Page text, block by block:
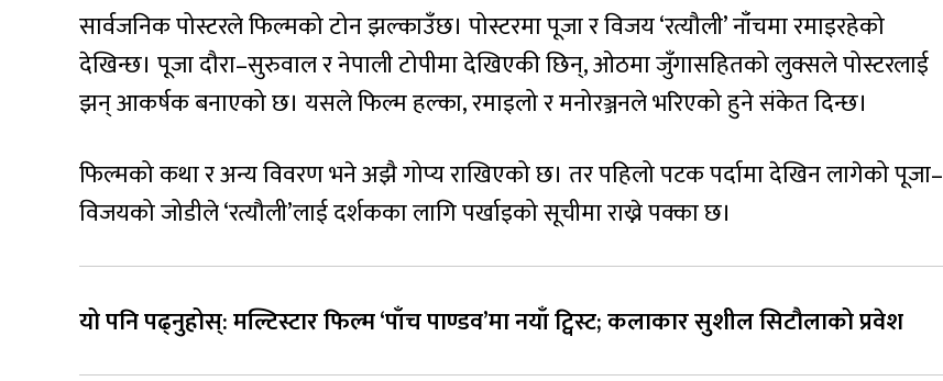
सार्वजनिक पोस्टरले फिल्मको टोन झल्काउँछ। पोस्टरमा पूजा र विजय ‘रत्यौली’ नाँचमा रमाइरहेको
देखिन्छ। पूजा दौरा–सुरुवाल र नेपाली टोपीमा देखिएकी छिन्, ओठमा जुँगासहितको लुक्सले पोस्टरलाई
झन् आकर्षक बनाएको छ। यसले फिल्म हल्का, रमाइलो र मनोरञ्जनले भरिएको हुने संकेत दिन्छ।
फिल्मको कथा र अन्य विवरण भने अझै गोप्य राखिएको छ। तर पहिलो पटक पर्दामा देखिन लागेको पूजा–
विजयको जोडीले ‘रत्यौली’लाई दर्शकका लागि पर्खाइको सूचीमा राख्ने पक्का छ।
यो पनि पढ्नुहोस्: मल्टिस्टार फिल्म ‘पाँच पाण्डव’मा नयाँ ट्विस्ट; कलाकार सुशील सिटौलाको प्रवेश